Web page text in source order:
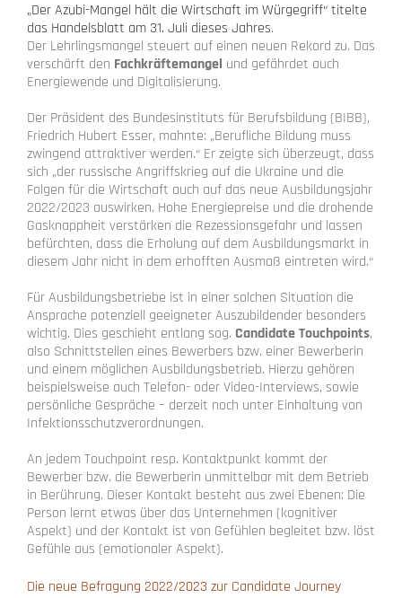
„Der Azubi-Mangel hält die Wirtschaft im Würgegriff“ titelte
das Handelsblatt am 31. Juli dieses Jahres.
Der Lehrlingsmangel steuert auf einen neuen Rekord zu. Das
verschärft den Fachkräftemangel und gefährdet auch
Energiewende und Digitalisierung.
Der Präsident des Bundesinstituts für Berufsbildung (BIBB),
Friedrich Hubert Esser, mahnte: „Berufliche Bildung muss
zwingend attraktiver werden.“ Er zeigte sich überzeugt, dass
sich „der russische Angriffskrieg auf die Ukraine und die
Folgen für die Wirtschaft auch auf das neue Ausbildungsjahr
2022/2023 auswirken. Hohe Energiepreise und die drohende
Gasknappheit verstärken die Rezessionsgefahr und lassen
befürchten, dass die Erholung auf dem Ausbildungsmarkt in
diesem Jahr nicht in dem erhofften Ausmaß eintreten wird.“
Für Ausbildungsbetriebe ist in einer solchen Situation die
Ansprache potenziell geeigneter Auszubildender besonders
wichtig. Dies geschieht entlang sog. Candidate Touchpoints,
also Schnittstellen eines Bewerbers bzw. einer Bewerberin
und einem möglichen Ausbildungsbetrieb. Hierzu gehören
beispielsweise auch Telefon- oder Video-Interviews, sowie
persönliche Gespräche – derzeit noch unter Einhaltung von
Infektionsschutzverordnungen.
An jedem Touchpoint resp. Kontaktpunkt kommt der
Bewerber bzw. die Bewerberin unmittelbar mit dem Betrieb
in Berührung. Dieser Kontakt besteht aus zwei Ebenen: Die
Person lernt etwas über das Unternehmen (kognitiver
Aspekt) und der Kontakt ist von Gefühlen begleitet bzw. löst
Gefühle aus (emotionaler Aspekt).
Die neue Befragung 2022/2023 zur Candidate Journey